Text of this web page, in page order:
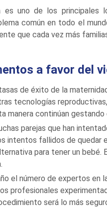
es uno de los
común en todo el
que cada vez más
a favor del
de éxito de la
tecnologías
manera continúan
parejas que han
intentos fallidos de quedar
para tener un bebé.
el número de expertos
profesionales
será lo más